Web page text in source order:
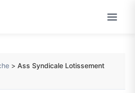
>Ass Syndicale Lotissement